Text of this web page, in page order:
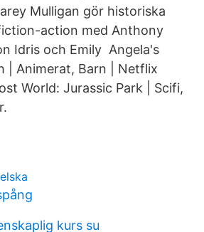
Mulligan gör historiska
action med Anthony
Idris och Emily Angela's
| Animerat, Barn | Netflix
World: Jurassic Park | Scifi,
kurs su